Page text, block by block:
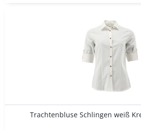
Trachtenbluse Schlingen weiß